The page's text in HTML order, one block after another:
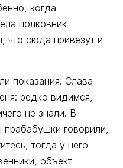
когда
полковник
что сюда привезут и
показания. Слава
редко видимся,
не знали. В
говорили,
тогда у него
объект